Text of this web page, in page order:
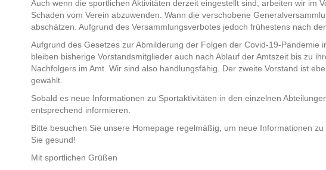
Auch wenn die sportlichen Aktivitäten derzeit eingestellt sind, arbeiten wir im
Schaden vom Verein abzuwenden. Wann die verschobene
abschätzen. Aufgrund des Versammlungsverbotes jedoch frühestens nach
Aufgrund des Gesetzes zur Abmilderung der Folgen der Covid-19-Pandemie
bleiben bisherige Vorstandsmitglieder auch nach Ablauf der Amtszeit bis zu
Nachfolgers im Amt. Wir sind also handlungsfähig. Der zweite Vorstand ist
gewählt.
Sobald es neue Informationen zu Sportaktivitäten in den einzelnen
entsprechend informieren.
Bitte besuchen Sie unsere Homepage regelmäßig, um neue Informationen
Sie gesund!
Mit sportlichen Grüßen